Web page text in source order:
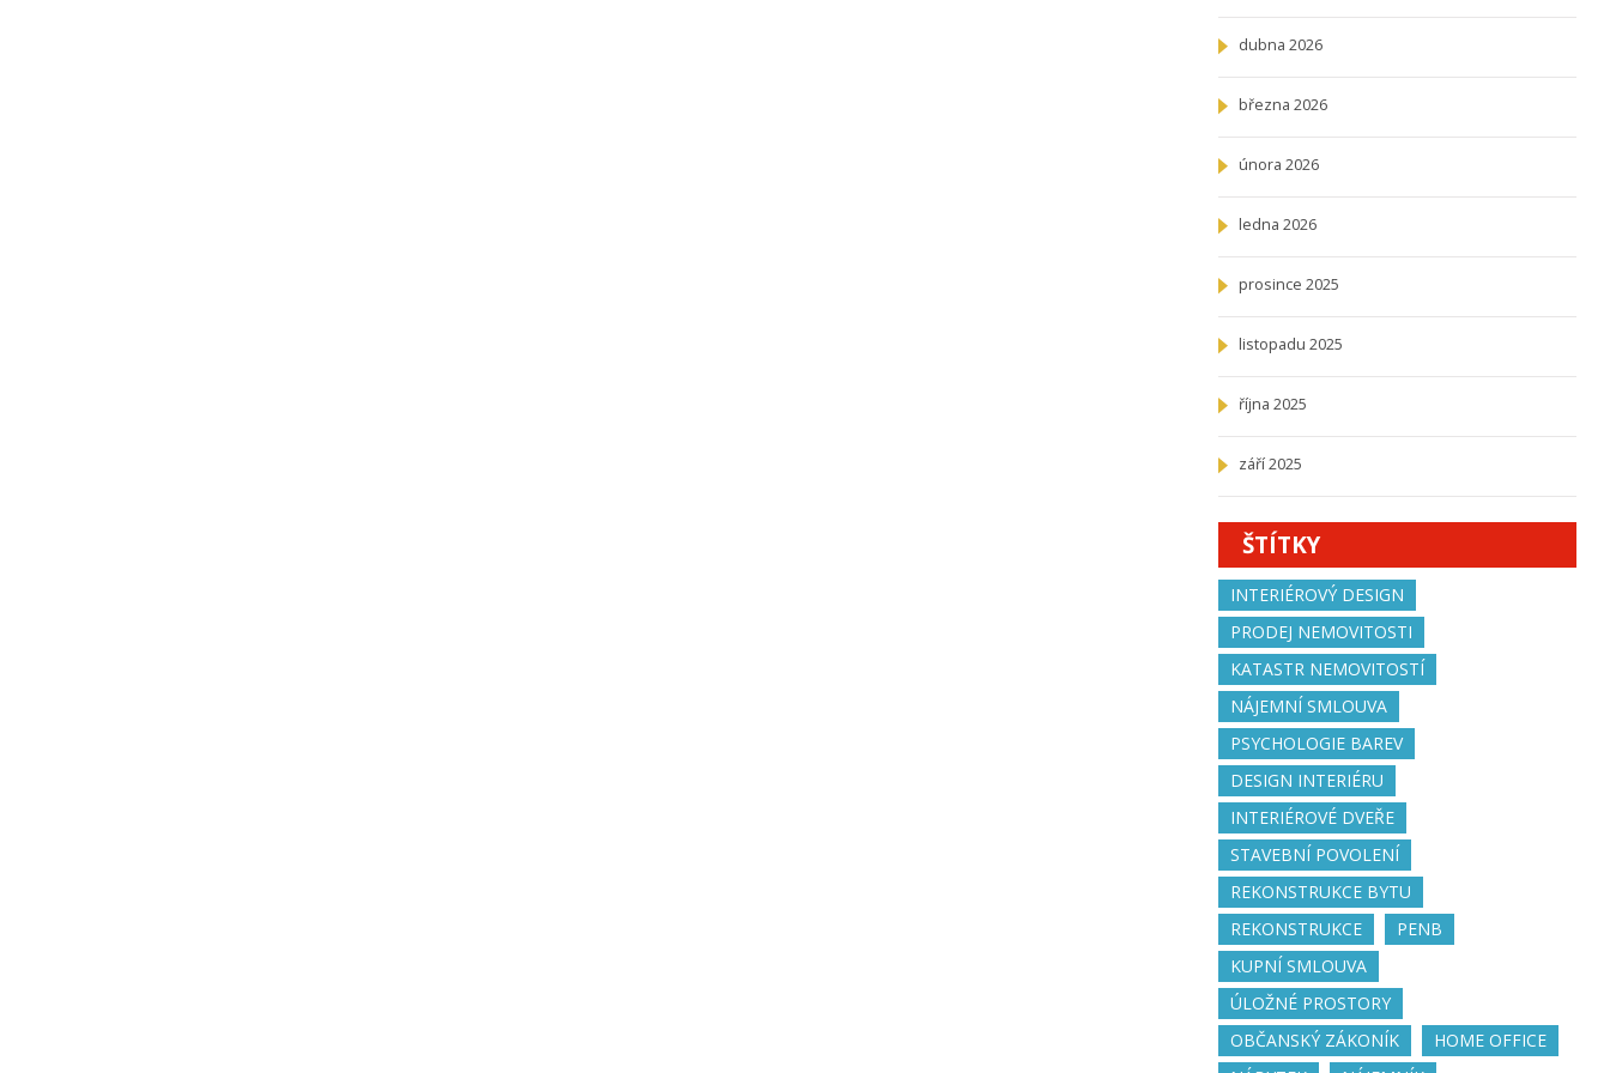
dubna 2026
března 2026
února 2026
ledna 2026
prosince 2025
listopadu 2025
října 2025
září 2025
ŠTÍTKY
INTERIÉROVÝ DESIGN
PRODEJ NEMOVITOSTI
KATASTR NEMOVITOSTÍ
NÁJEMNÍ SMLOUVA
PSYCHOLOGIE BAREV
DESIGN INTERIÉRU
INTERIÉROVÉ DVEŘE
STAVEBNÍ POVOLENÍ
REKONSTRUKCE BYTU
REKONSTRUKCE
PENB
KUPNÍ SMLOUVA
ÚLOŽNÉ PROSTORY
OBČANSKÝ ZÁKONÍK
HOME OFFICE